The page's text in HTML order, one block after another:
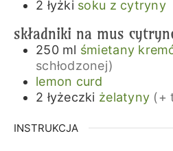
2 łyżki soku z cytryny
składniki na mus
250 ml śmietany
schłodzonej)
lemon curd
2 łyżeczki żelatyny (+
INSTRUKCJA